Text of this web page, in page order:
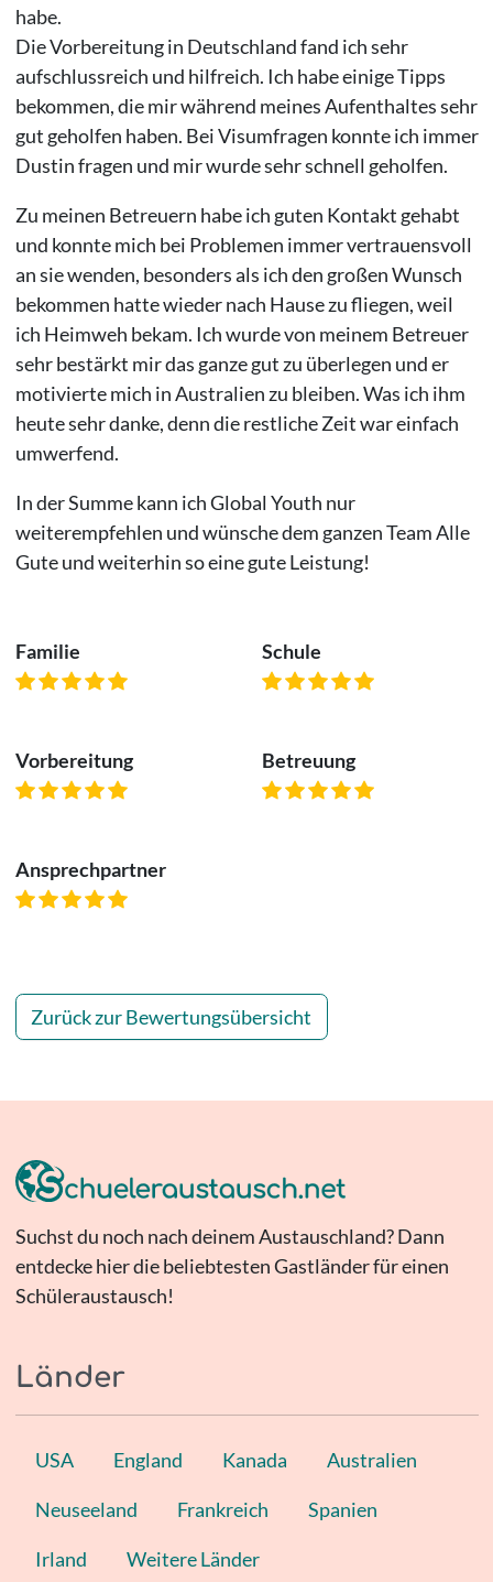
habe.
Die Vorbereitung in Deutschland fand ich sehr
aufschlussreich und hilfreich. Ich habe einige Tipps
bekommen, die mir während meines Aufenthaltes sehr
gut geholfen haben. Bei Visumfragen konnte ich immer
Dustin fragen und mir wurde sehr schnell geholfen.
Zu meinen Betreuern habe ich guten Kontakt gehabt
und konnte mich bei Problemen immer vertrauensvoll
an sie wenden, besonders als ich den großen Wunsch
bekommen hatte wieder nach Hause zu fliegen, weil
ich Heimweh bekam. Ich wurde von meinem Betreuer
sehr bestärkt mir das ganze gut zu überlegen und er
motivierte mich in Australien zu bleiben. Was ich ihm
heute sehr danke, denn die restliche Zeit war einfach
umwerfend.
In der Summe kann ich Global Youth nur
weiterempfehlen und wünsche dem ganzen Team Alle
Gute und weiterhin so eine gute Leistung!
Familie Schule
Vorbereitung Betreuung
Ansprechpartner
Zurück zur Bewertungsübersicht
Suchst du noch nach deinem Austauschland? Dann
entdecke hier die beliebtesten Gastländer für einen
Schüleraustausch!
Länder
USA England Kanada Australien
Neuseeland Frankreich Spanien
Irland Weitere Länder